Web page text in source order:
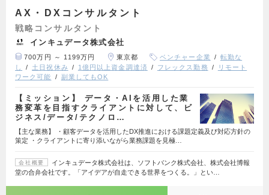
AX・DXコンサルタント
戦略コンサルタント
インキュデータ株式会社
700万円 ～ 1199万円 東京都 ベンチャー企業
転勤な
し
土日祝休み 1億円以上資金調達済 フレックス勤務
リモート
ワーク可能
副業してもOK
【ミッション】 データ・AIを活用した業
務変革を目指すクライアントに対して、ビ
ジネス/データ/テクノロ…
【主な業務】 ・顧客データを活用したDX推進における課題定義及び対応方針の
策定 ・クライアントに寄り添いながら業務課題を見極…
会社概要
インキュデータ株式会社は、ソフトバンク株式会社、株式会社博報
堂の合弁会社です。「アイデアが自走できる世界をつくる。」とい…